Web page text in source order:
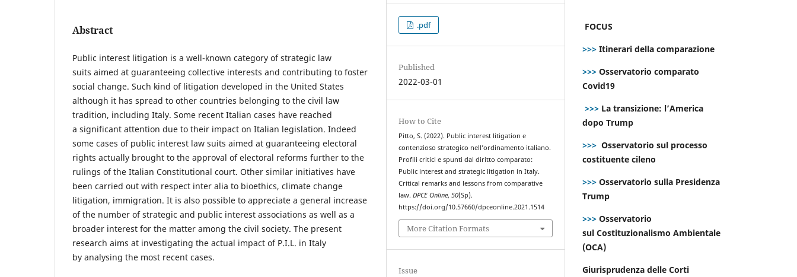
Abstract
Public interest litigation is a well-known category of strategic law
suits aimed at guaranteeing collective interests and contributing to foster
social change. Such kind of litigation developed in the United States
although it has spread to other countries belonging to the civil law
tradition, including Italy. Some recent Italian cases have reached
a significant attention due to their impact on Italian legislation. Indeed
some cases of public interest law suits aimed at guaranteeing electoral
rights actually brought to the approval of electoral reforms further to the
rulings of the Italian Constitutional court. Other similar initiatives have
been carried out with respect inter alia to bioethics, climate change
litigation, immigration. It is also possible to appreciate a general increase
of the number of strategic and public interest associations as well as a
broader interest for the matter among the civil society. The present
research aims at investigating the actual impact of P.I.L. in Italy
by analysing the most recent cases.
.pdf
Published
2022-03-01
How to Cite
Pitto, S. (2022). Public interest litigation e
contenzioso strategico nell’ordinamento italiano.
Profili critici e spunti dal diritto comparato:
Public interest and strategic litigation in Italy.
Critical remarks and lessons from comparative
law.DPCE Online,50(Sp).
https://doi.org/10.57660/dpceonline.2021.1514
More Citation Formats
Issue
FOCUS
>>> Itinerari della comparazione
>>> Osservatorio comparato
Covid19
>>> La transizione: l’America
dopo Trump
>>> Osservatorio sul processo
costituente cileno
>>> Osservatorio sulla Presidenza
Trump
>>> Osservatorio
sul Costituzionalismo Ambientale
(OCA)
Giurisprudenza delle Corti